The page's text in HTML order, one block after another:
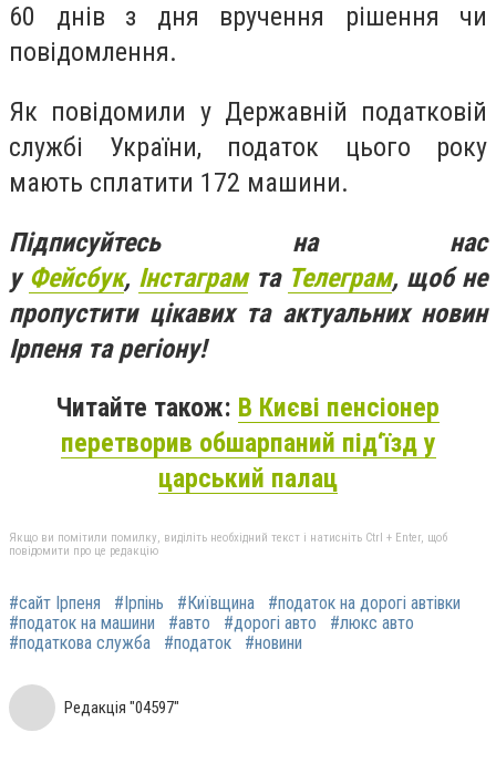
60 днів з дня вручення рішення чи
повідомлення.
Як повідомили у Державній податковій
службі України, податок цього року
мають сплатити 172 машини.
Підписуйтесь на нас
у Фейсбук, Інстаграмта Телеграм, щоб не
пропустити цікавих та актуальних новин
Ірпеня та регіону!
Читайте також: В Києві пенсіонер
перетворив обшарпаний під‘їзд у
царський палац
Якщо ви помітили помилку, виділіть необхідний текст і натисніть Ctrl + Enter, щоб
повідомити про це редакцію
#сайт Ірпеня #Ірпінь #Київщина
#податок на дорогі автівки
#податок на машини
#авто #дорогі авто
#люкс авто
#податкова служба
#податок #новини
Редакція "04597"